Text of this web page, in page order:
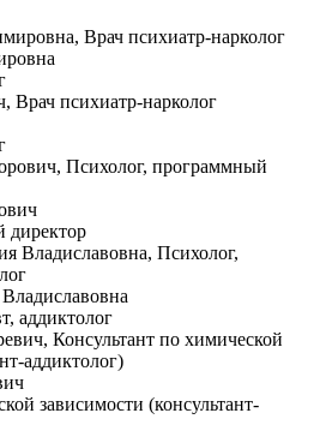
директор
аддиктолог
зависимости (консультант-